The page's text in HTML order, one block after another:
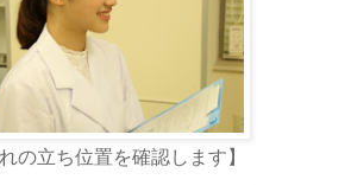
の立ち位置を確認します】